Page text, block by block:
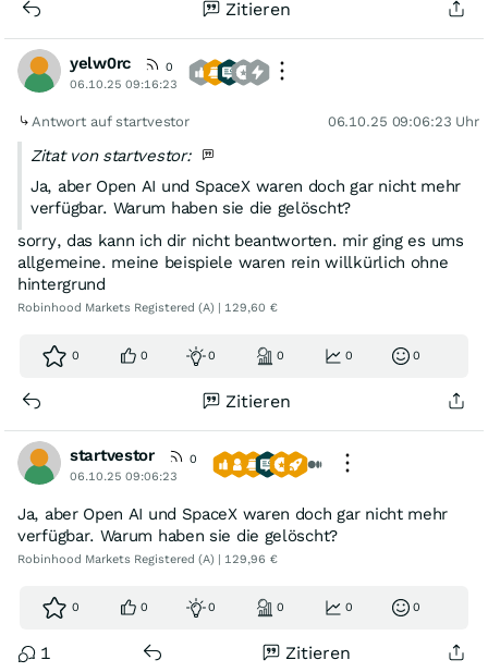
Zitieren
yelw0rc
0
06.10.25 09:16:23
Antwort auf startvestor 06.10.25 09:06:23 Uhr
Zitat von startvestor:
Ja, aber Open AI und SpaceX waren doch gar nicht mehr
verfügbar. Warum haben sie die gelöscht?
sorry, das kann ich dir nicht beantworten. mir ging es ums
allgemeine. meine beispiele waren rein willkürlich ohne
hintergrund
Robinhood Markets Registered (A) | 129,60 €
0 0 0 0 0 0
Zitieren
startvestor
0
06.10.25 09:06:23
Ja, aber Open AI und SpaceX waren doch gar nicht mehr
verfügbar. Warum haben sie die gelöscht?
Robinhood Markets Registered (A) | 129,96 €
0 0 0 0 0 0
1 Zitieren